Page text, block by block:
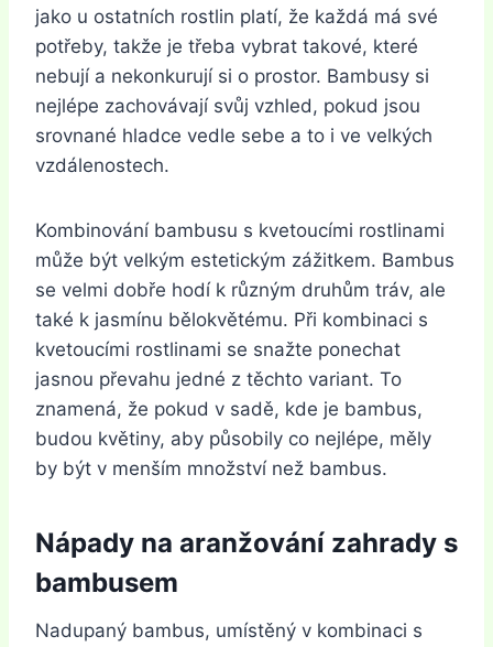
jako u ostatních rostlin platí, že každá má své
potřeby, takže je třeba vybrat takové, které
nebují a nekonkurují si o prostor. Bambusy si
nejlépe zachovávají svůj vzhled, pokud jsou
srovnané hladce vedle sebe a to i ve velkých
vzdálenostech.
Kombinování bambusu s kvetoucími rostlinami
může být velkým estetickým zážitkem. Bambus
se velmi dobře hodí k různým druhům tráv, ale
také k jasmínu bělokvětému. Při kombinaci s
kvetoucími rostlinami se snažte ponechat
jasnou převahu jedné z těchto variant. To
znamená, že pokud v sadě, kde je bambus,
budou květiny, aby působily co nejlépe, měly
by být v menším množství než bambus.
Nápady na aranžování zahrady s
bambusem
Nadupaný bambus, umístěný v kombinaci s